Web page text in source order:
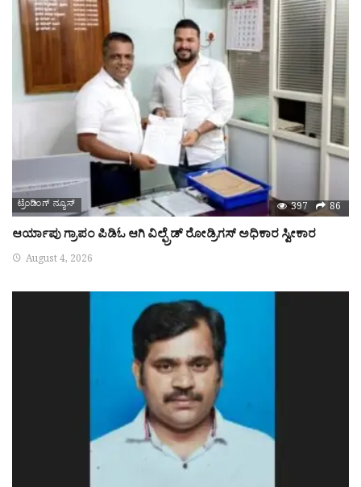
ಟ್ರೆಂಡಿಂಗ್ ನ್ಯೂಸ್ 397 86
ಆರ್ಯಾಪು ಗ್ರಾಪಂ ಪಿಡಿಓ ಆಗಿ ವಿಲ್ಫ್ರೆಡ್ ರೋಡ್ರಿಗಸ್ ಅಧಿಕಾರ ಸ್ವೀಕಾರ
August 4, 2026